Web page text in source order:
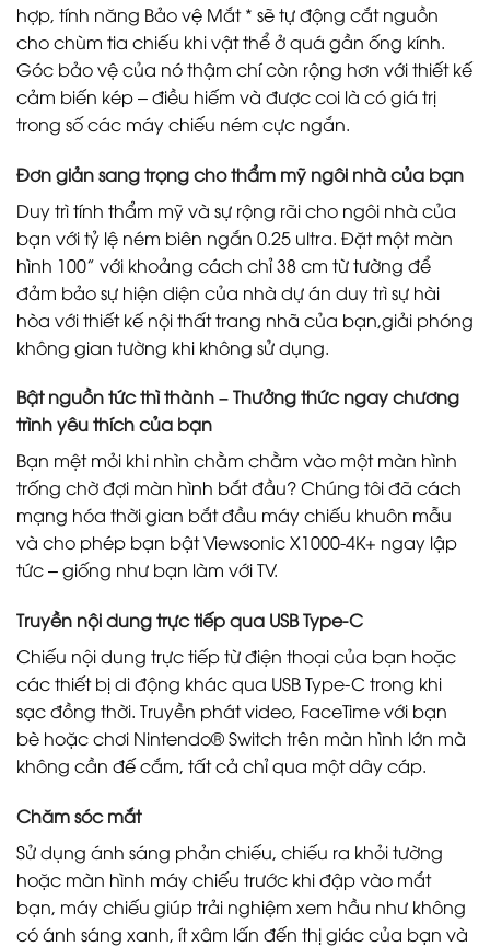
hợp, tính năng Bảo vệ Mắt * sẽ tự động cắt nguồn
cho chùm tia chiếu khi vật thể ở quá gần ống kính.
Góc bảo vệ của nó thậm chí còn rộng hơn với thiết kế
cảm biến kép – điều hiếm và được coi là có giá trị
trong số các máy chiếu ném cực ngắn.
Đơn giản sang trọng cho thẩm mỹ ngôi nhà của bạn
Duy trì tính thẩm mỹ và sự rộng rãi cho ngôi nhà của
bạn với tỷ lệ ném biên ngắn 0.25 ultra. Đặt một màn
hình 100” với khoảng cách chỉ 38 cm từ tường để
đảm bảo sự hiện diện của nhà dự án duy trì sự hài
hòa với thiết kế nội thất trang nhã của bạn,giải phóng
không gian tường khi không sử dụng.
Bật nguồn tức thì thành – Thưởng thức ngay chương
trình yêu thích của bạn
Bạn mệt mỏi khi nhìn chằm chằm vào một màn hình
trống chờ đợi màn hình bắt đầu? Chúng tôi đã cách
mạng hóa thời gian bắt đầu máy chiếu khuôn mẫu
và cho phép bạn bật Viewsonic X1000-4K+ ngay lập
tức – giống như bạn làm với TV.
Truyền nội dung trực tiếp qua USB Type-C
Chiếu nội dung trực tiếp từ điện thoại của bạn hoặc
các thiết bị di động khác qua USB Type-C trong khi
sạc đồng thời. Truyền phát video, FaceTime với bạn
bè hoặc chơi Nintendo® Switch trên màn hình lớn mà
không cần đế cắm, tất cả chỉ qua một dây cáp.
Chăm sóc mắt
Sử dụng ánh sáng phản chiếu, chiếu ra khỏi tường
hoặc màn hình máy chiếu trước khi đập vào mắt
bạn, máy chiếu giúp trải nghiệm xem hầu như không
có ánh sáng xanh, ít xâm lấn đến thị giác của bạn và